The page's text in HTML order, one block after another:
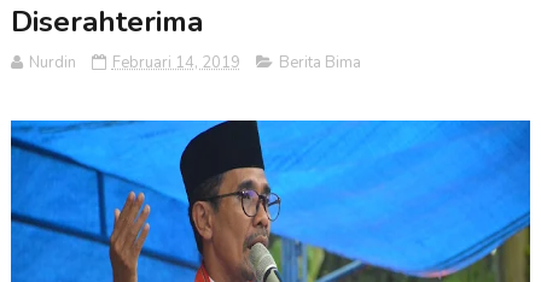
Diserahterima
Nurdin Februari 14, 2019 Berita Bima